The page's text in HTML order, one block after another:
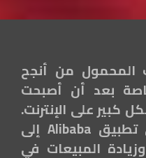
المحمول من أنجح
بعد أن أصبحت
كبير على الإنترنت.
على سبيل المثال ، أدى تطبيق Alibaba إلى
المبيعات في